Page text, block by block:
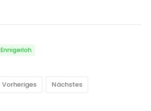
Ennigerloh
Vorheriges Nächstes